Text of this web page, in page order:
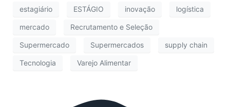
estagiário ESTÁGIO inovação logística
mercado Recrutamento e Seleção
Supermercado Supermercados supply chain
Tecnologia Varejo Alimentar